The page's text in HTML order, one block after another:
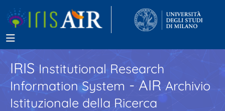
IRISInstitutional Research
Information System - AIR Archivio
Istituzionale della Ricerca